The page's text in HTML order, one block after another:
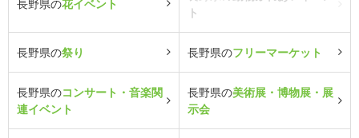
長野県の花イベント
ト
長野県の祭り 長野県のフリーマーケット
長野県のコンサート・音楽関
連イベント
長野県の美術展・博物展・展
示会